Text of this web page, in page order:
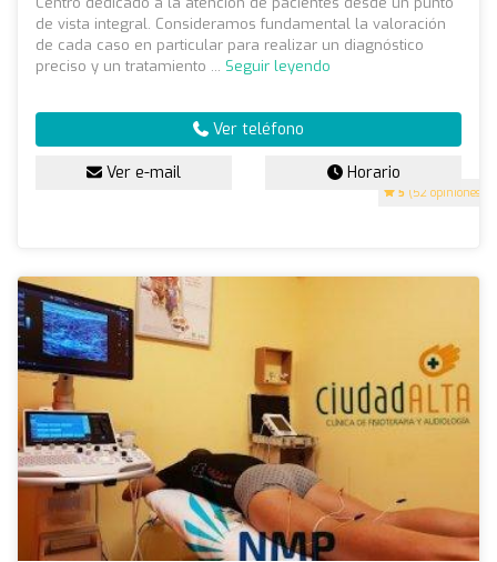
5 (52 opiniones)
de vista integral. Consideramos fundamental la valoración
de cada caso en particular para realizar un diagnóstico
preciso y un tratamiento ... Seguir leyendo
Ver teléfono
Ver e-mail Horario